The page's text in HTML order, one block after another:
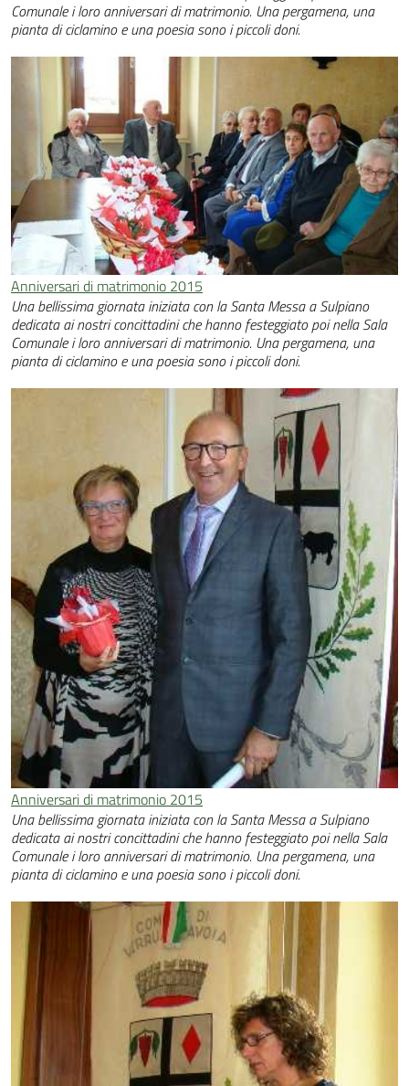
Comunale i loro anniversari di matrimonio. Una pergamena, una
pianta di ciclamino e una poesia sono i piccoli doni.
Anniversari di matrimonio 2015
Una bellissima giornata iniziata con la Santa Messa a Sulpiano
dedicata ai nostri concittadini che hanno festeggiato poi nella Sala
Comunale i loro anniversari di matrimonio. Una pergamena, una
pianta di ciclamino e una poesia sono i piccoli doni.
Anniversari di matrimonio 2015
Una bellissima giornata iniziata con la Santa Messa a Sulpiano
dedicata ai nostri concittadini che hanno festeggiato poi nella Sala
Comunale i loro anniversari di matrimonio. Una pergamena, una
pianta di ciclamino e una poesia sono i piccoli doni.